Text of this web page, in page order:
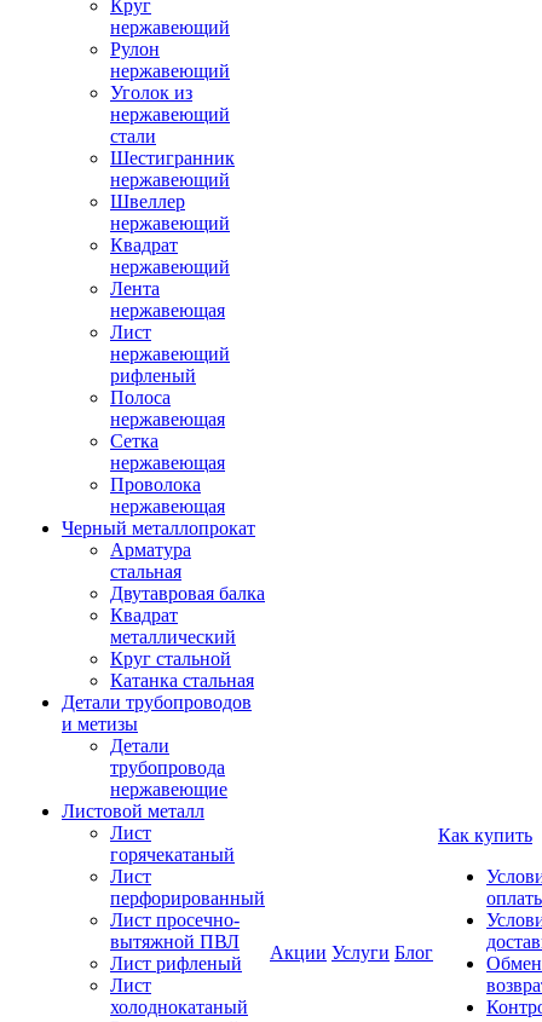
Круг
нержавеющий
Рулон
нержавеющий
Уголок из
нержавеющий
стали
Шестигранник
нержавеющий
Швеллер
нержавеющий
Квадрат
нержавеющий
Лента
нержавеющая
Лист
нержавеющий
рифленый
Полоса
нержавеющая
Сетка
нержавеющая
Проволока
нержавеющая
Черный металлопрокат
Арматура
стальная
Двутавровая балка
Квадрат
металлический
Круг стальной
Катанка стальная
Детали трубопроводов
и метизы
Детали
трубопровода
нержавеющие
Листовой металл
Лист
горячекатаный
Лист
перфорированный
Лист просечно-
вытяжной ПВЛ
Лист рифленый
Лист
холоднокатаный
Акции Услуги Блог
Как купить